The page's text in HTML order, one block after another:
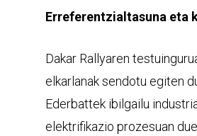
Erreferentzialtasuna eta
Dakar Rallyaren
elkarlanak sendotu egiten
Ederbattek ibilgailu
elektrifikazio prozesuan